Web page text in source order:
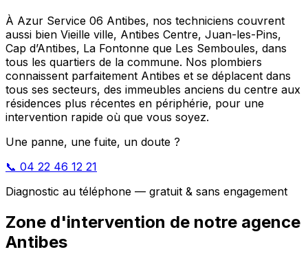
À Azur Service 06 Antibes, nos techniciens couvrent
aussi bien Vieille ville, Antibes Centre, Juan-les-Pins,
Cap d’Antibes, La Fontonne que Les Semboules, dans
tous les quartiers de la commune. Nos plombiers
connaissent parfaitement Antibes et se déplacent dans
tous ses secteurs, des immeubles anciens du centre aux
résidences plus récentes en périphérie, pour une
intervention rapide où que vous soyez.
Une panne, une fuite, un doute ?
📞 04 22 46 12 21
Diagnostic au téléphone — gratuit & sans engagement
Zone d'intervention de notre agence
Antibes